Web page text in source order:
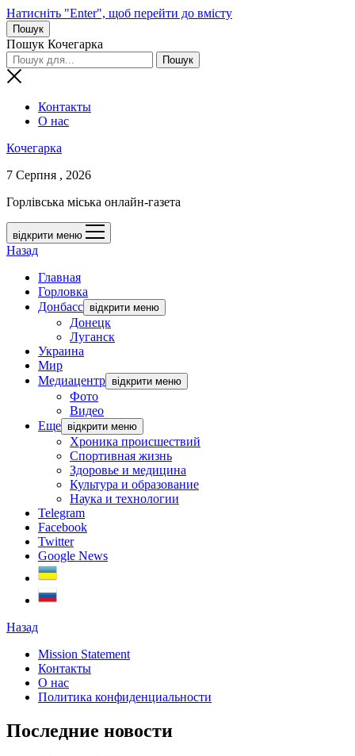
Натисніть "Enter", щоб перейти до вмісту
Пошук
Пошук Кочегарка
Контакты
О нас
Кочегарка
7 Серпня , 2026
Горлівська міська онлайн-газета
відкрити меню
Назад
Главная
Горловка
Донбасс відкрити меню
Донецк
Луганск
Украина
Мир
Медиацентр відкрити меню
Фото
Видео
Еще відкрити меню
Хроника происшествий
Спортивная жизнь
Здоровье и медицина
Культура и образование
Наука и технологии
Telegram
Facebook
Twitter
Google News
Назад
Mission Statement
Контакты
О нас
Политика конфиденциальности
Последние новости